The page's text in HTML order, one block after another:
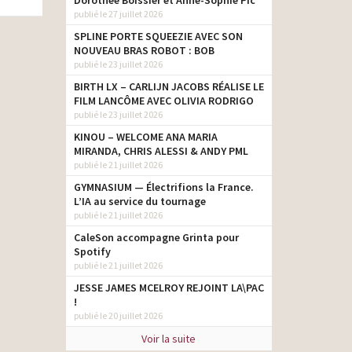
publié le 27 juillet 2026
SPLINE PORTE SQUEEZIE AVEC SON
NOUVEAU BRAS ROBOT : BOB
publié le 23 juillet 2026
BIRTH LX – CARLIJN JACOBS RÉALISE LE
FILM LANCÔME AVEC OLIVIA RODRIGO
publié le 23 juillet 2026
KINOU – WELCOME ANA MARIA
MIRANDA, CHRIS ALESSI & ANDY PML
publié le 21 juillet 2026
GYMNASIUM — Électrifions la France.
L’IA au service du tournage
publié le 21 juillet 2026
CaleSon accompagne Grinta pour
Spotify
publié le 21 juillet 2026
JESSE JAMES MCELROY REJOINT LA\PAC
!
publié le 20 juillet 2026
Voir la suite